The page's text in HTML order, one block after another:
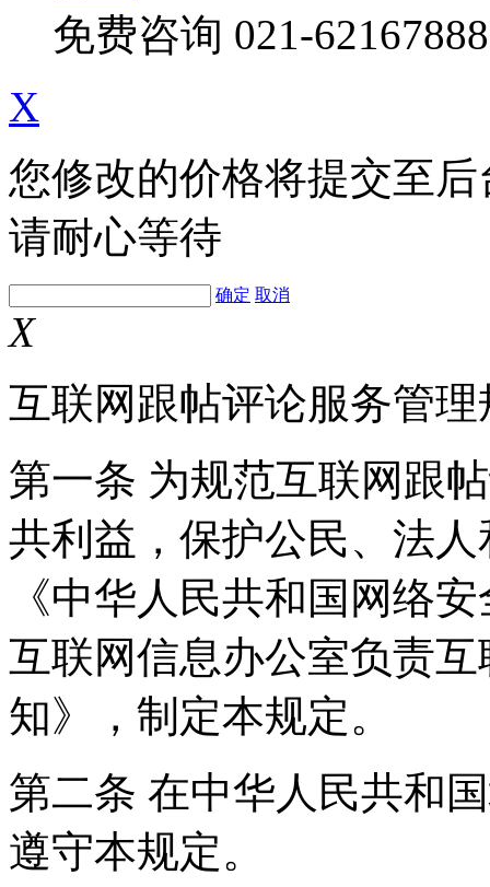
免费咨询 021-62167888
X
您修改的价格将提交至
请耐心等待
确定 取消
X
互联网跟帖评论服务管理
第一条 为规范互联网跟
共利益，保护公民、法
《中华人民共和国网络
互联网信息办公室负责
知》，制定本规定。
第二条 在中华人民共和
遵守本规定。